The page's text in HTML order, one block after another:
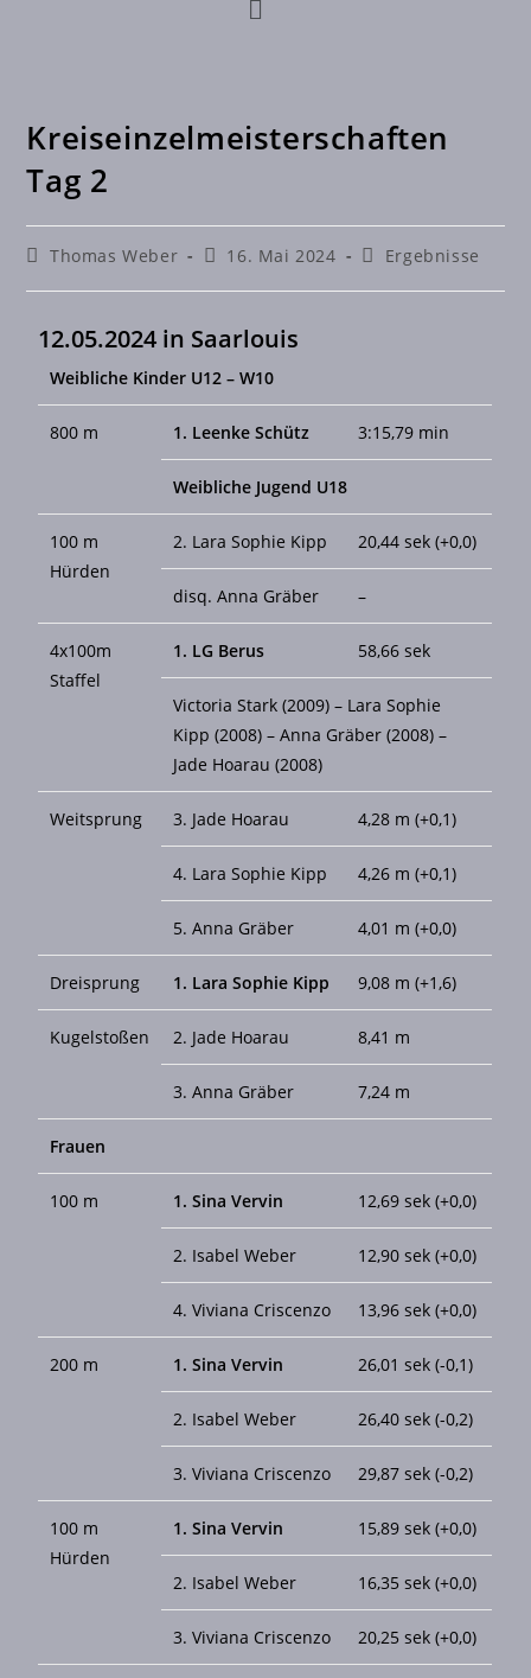
Kreiseinzelmeisterschaften
Tag 2
Thomas Weber 16. Mai 2024 Ergebnisse
12.05.2024 in Saarlouis
Weibliche Kinder U12 – W10
800 m 1. Leenke Schütz 3:15,79 min
Weibliche Jugend U18
100 m
Hürden
2. Lara Sophie Kipp 20,44 sek (+0,0)
disq. Anna Gräber –
4x100m
Staffel
1. LG Berus 58,66 sek
Victoria Stark (2009) – Lara Sophie
Kipp (2008) – Anna Gräber (2008) –
Jade Hoarau (2008)
Weitsprung 3. Jade Hoarau 4,28 m (+0,1)
4. Lara Sophie Kipp 4,26 m (+0,1)
5. Anna Gräber 4,01 m (+0,0)
Dreisprung 1. Lara Sophie Kipp 9,08 m (+1,6)
Kugelstoßen 2. Jade Hoarau 8,41 m
3. Anna Gräber 7,24 m
Frauen
100 m 1. Sina Vervin 12,69 sek (+0,0)
2. Isabel Weber 12,90 sek (+0,0)
4. Viviana Criscenzo 13,96 sek (+0,0)
200 m 1. Sina Vervin 26,01 sek (-0,1)
2. Isabel Weber 26,40 sek (-0,2)
3. Viviana Criscenzo 29,87 sek (-0,2)
100 m
Hürden
1. Sina Vervin 15,89 sek (+0,0)
2. Isabel Weber 16,35 sek (+0,0)
3. Viviana Criscenzo 20,25 sek (+0,0)